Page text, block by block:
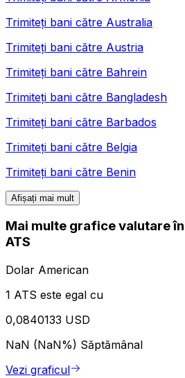
Trimiteți bani către Australia
Trimiteți bani către Austria
Trimiteți bani către Bahrein
Trimiteți bani către Bangladesh
Trimiteți bani către Barbados
Trimiteți bani către Belgia
Trimiteți bani către Benin
Afișați mai mult
Mai multe grafice valutare
ATS
Dolar American
1 ATS este egal cu
0,0840133 USD
NaN (NaN%) Săptămânal
Vezi graficul